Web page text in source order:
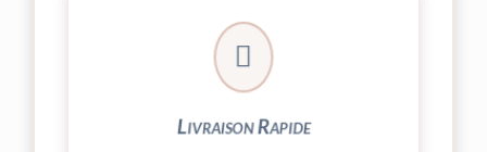

Livraison Rapide
Votre commande est expédiée sous
24/48h et livrée par Colissimo.